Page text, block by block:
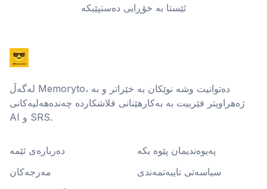
ئێستا بە خۆڕایی دەستپێبکە
لەگەڵ Memoryto، دەتوانیت وشە نوێکان بە خێراتر و بە
ژەهراویتر فێربیت بە بەکارهێنانی فلاشکاردە چەندەهەلیەکانی
AI و SRS.
دەربارەی ئێمە
پەیوەندیمان پێوە بکە
مەرجەکان
سیاسەتی تایبەتمەندی